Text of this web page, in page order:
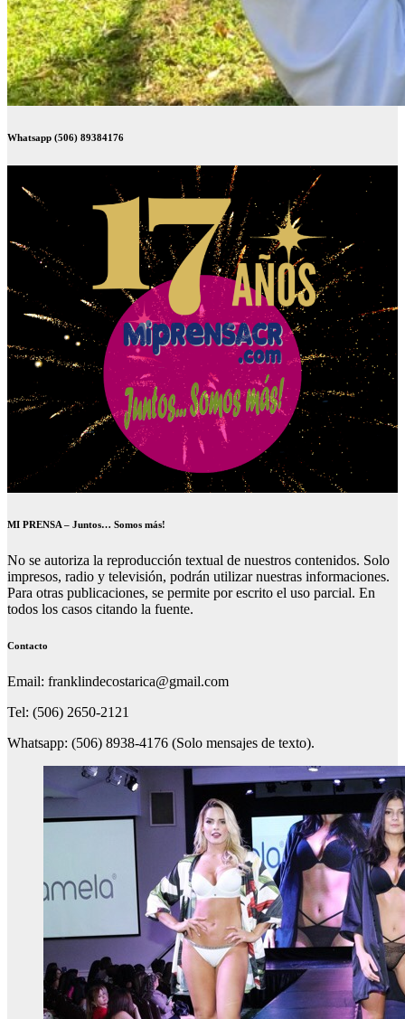
Whatsapp (506) 89384176
MI PRENSA – Juntos… Somos más!
No se autoriza la reproducción textual de nuestros contenidos. Solo
impresos, radio y televisión, podrán utilizar nuestras informaciones.
Para otras publicaciones, se permite por escrito el uso parcial. En
todos los casos citando la fuente.
Contacto
Email: franklindecostarica@gmail.com
Tel: (506) 2650-2121
Whatsapp: (506) 8938-4176 (Solo mensajes de texto).